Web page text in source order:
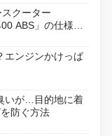
クーター
ABS」の仕様を
エンジンかけっぱ
いが…目的地に着
防ぐ方法